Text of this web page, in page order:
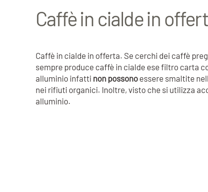
Caffè in cialde in
Caffè in cialde in offerta. Se cerchi dei caffè
sempre produce caffè in cialde ese filtro carta
alluminio infatti non possono essere smaltite
nei rifiuti organici. Inoltre, visto che si utilizza
alluminio.